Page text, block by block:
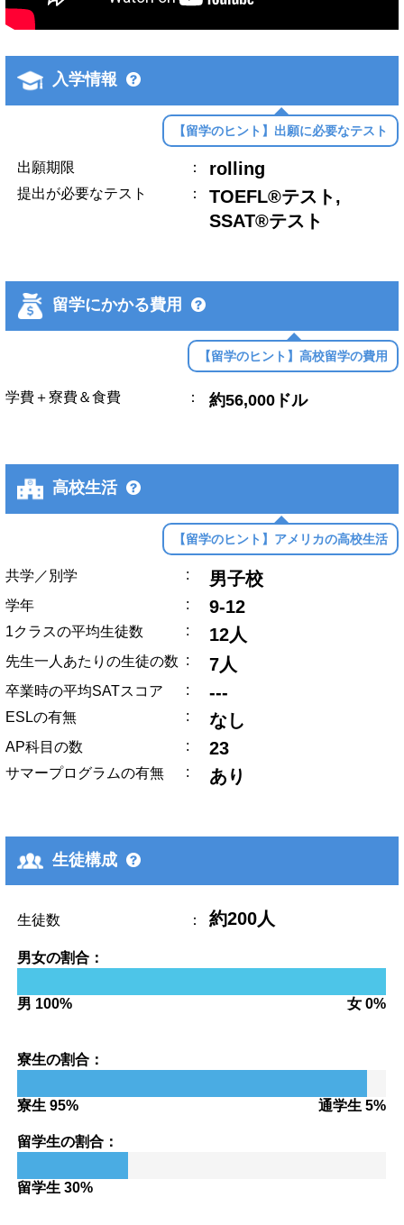
入学情報
【留学のヒント】出願に必要なテスト
出願期限 ： rolling
提出が必要なテスト ：
TOEFL®テスト,
SSAT®テスト
留学にかかる費用
【留学のヒント】高校留学の費用
学費＋寮費＆食費 ： 約56,000ドル
高校生活
【留学のヒント】アメリカの高校生活
共学／別学 : 男子校
学年 : 9-12
1クラスの平均生徒数 : 12人
先生一人あたりの生徒の数 : 7人
卒業時の平均SATスコア : ---
ESLの有無 : なし
AP科目の数 : 23
サマープログラムの有無 : あり
生徒構成
生徒数 ： 約200人
男女の割合：
男 100% 女 0%
寮生の割合：
寮生 95% 通学生 5%
留学生の割合：
留学生 30%